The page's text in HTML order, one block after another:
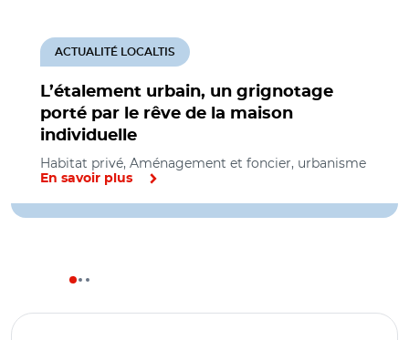
L’étalement urbain, un grignotage
porté par le rêve de la maison
individuelle
ACTUALITÉ LOCALTIS
Habitat privé, Aménagement et foncier, urbanisme
En savoir plus